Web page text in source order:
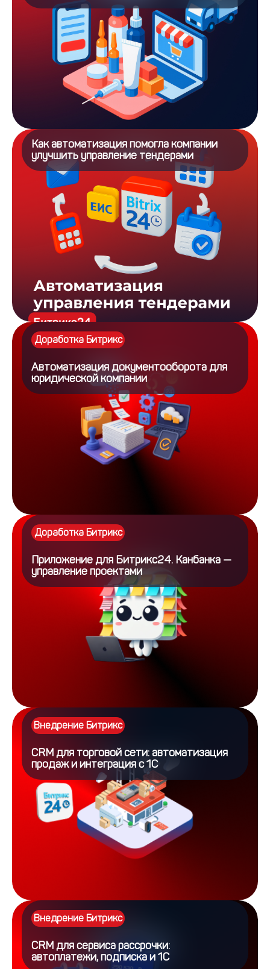
Как автоматизация помогла компании
улучшить управление тендерами
Доработка Битрикс
Автоматизация документооборота для
юридической компании
Доработка Битрикс
Приложение для Битрикс24. Канбанка —
управление проектами
Внедрение Битрикс
CRM для торговой сети: автоматизация
продаж и интеграция с 1С
Внедрение Битрикс
CRM для сервиса рассрочки:
автоплатежи, подписка и 1С